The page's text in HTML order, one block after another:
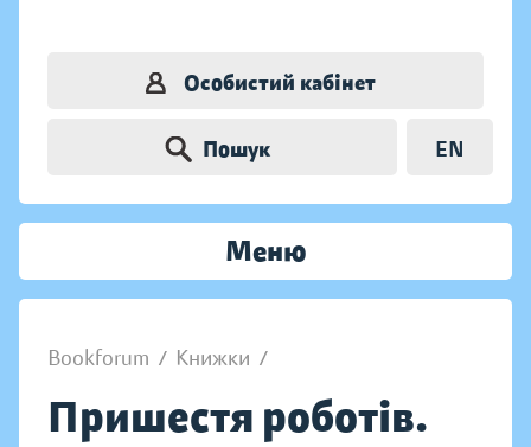
Особистий кабінет
Пошук EN
Меню
Bookforum / Книжки /
Пришестя роботів.